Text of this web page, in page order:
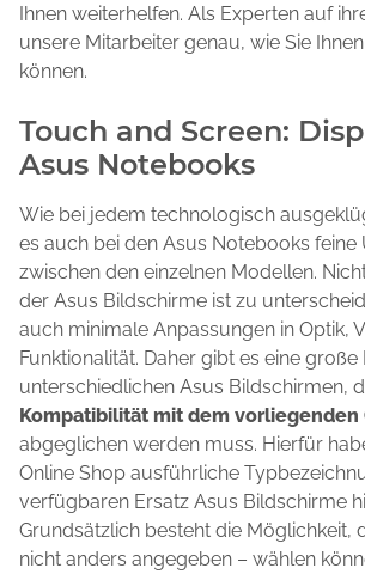
Ihnen weiterhelfen. Als Experten auf
unsere Mitarbeiter genau, wie Sie
können.
Touch and Screen:
Asus Notebooks
Wie bei jedem technologisch
es auch bei den Asus Notebooks feine
zwischen den einzelnen Modellen.
der Asus Bildschirme ist zu
auch minimale Anpassungen in Optik,
Funktionalität. Daher gibt es eine
unterschiedlichen Asus Bildschirmen,
Kompatibilität mit dem vorliegenden
abgeglichen werden muss. Hierfür
Online Shop ausführliche
verfügbaren Ersatz Asus Bildschirme
Grundsätzlich besteht die Möglichkeit,
nicht anders angegeben – wählen